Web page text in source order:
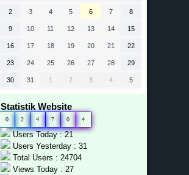
2 3 4 5 6 7 8
9 10 11 12 13 14 15
16 17 18 19 20 21 22
23 24 25 26 27 28 29
30 31 1 2 3 4 5
Statistik Website
0 2 4 7 0 4
Users Today : 21
Users Yesterday : 31
Total Users : 24704
Views Today : 27